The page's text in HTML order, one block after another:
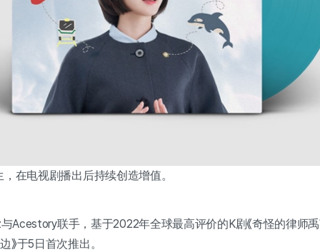
在电视剧播出后持续创造增值。
Acestory联手，基于2022年全球最高评价的K剧《奇怪的律师禹
》于5日首次推出。